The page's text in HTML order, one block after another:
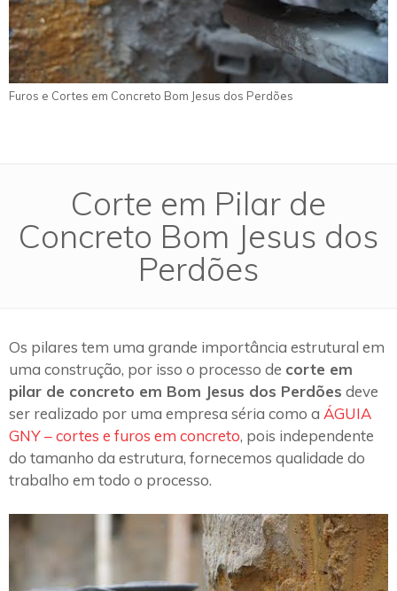
Furos e Cortes em Concreto Bom Jesus dos Perdões
Corte em Pilar de
Concreto Bom Jesus dos
Perdões
Os pilares tem uma grande importância estrutural em
uma construção, por isso o processo de corte em
pilar de concreto em Bom Jesus dos Perdões deve
ser realizado por uma empresa séria como a ÁGUIA
GNY – cortes e furos em concreto, pois independente
do tamanho da estrutura, fornecemos qualidade do
trabalho em todo o processo.